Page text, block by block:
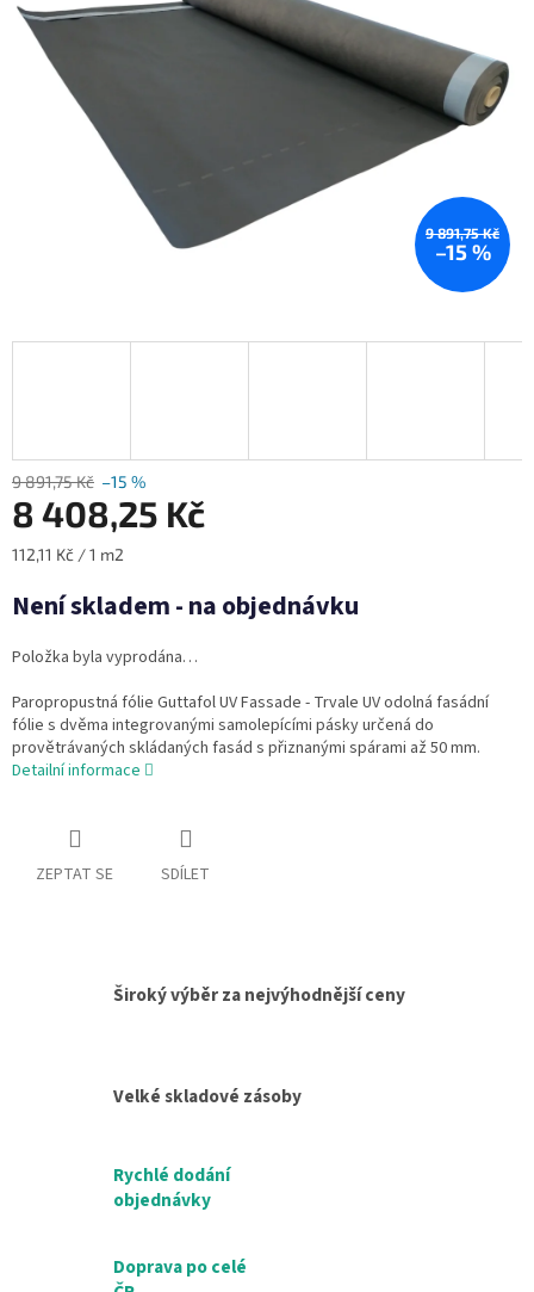
5
hvězdiček.
9 891,75 Kč
–15 %
9 891,75 Kč –15 %
8 408,25 Kč
Měrná
112,11 Kč / 1 m2
Není skladem - na objednávku
Položka byla vyprodána…
Paropropustná fólie Guttafol UV Fassade - Trvale UV odolná fasádní
fólie s dvěma integrovanými samolepícími pásky určená do
provětrávaných skládaných fasád s přiznanými spárami až 50 mm.
Detailní informace
ZEPTAT SE SDÍLET
Široký výběr za nejvýhodnější ceny
Velké skladové zásoby
Rychlé dodání
objednávky
Doprava po celé